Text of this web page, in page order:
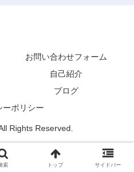
お問い合わせフォーム
自己紹介
ブログ
ーポリシー
Rights Reserved.
索 トップ サイドバー